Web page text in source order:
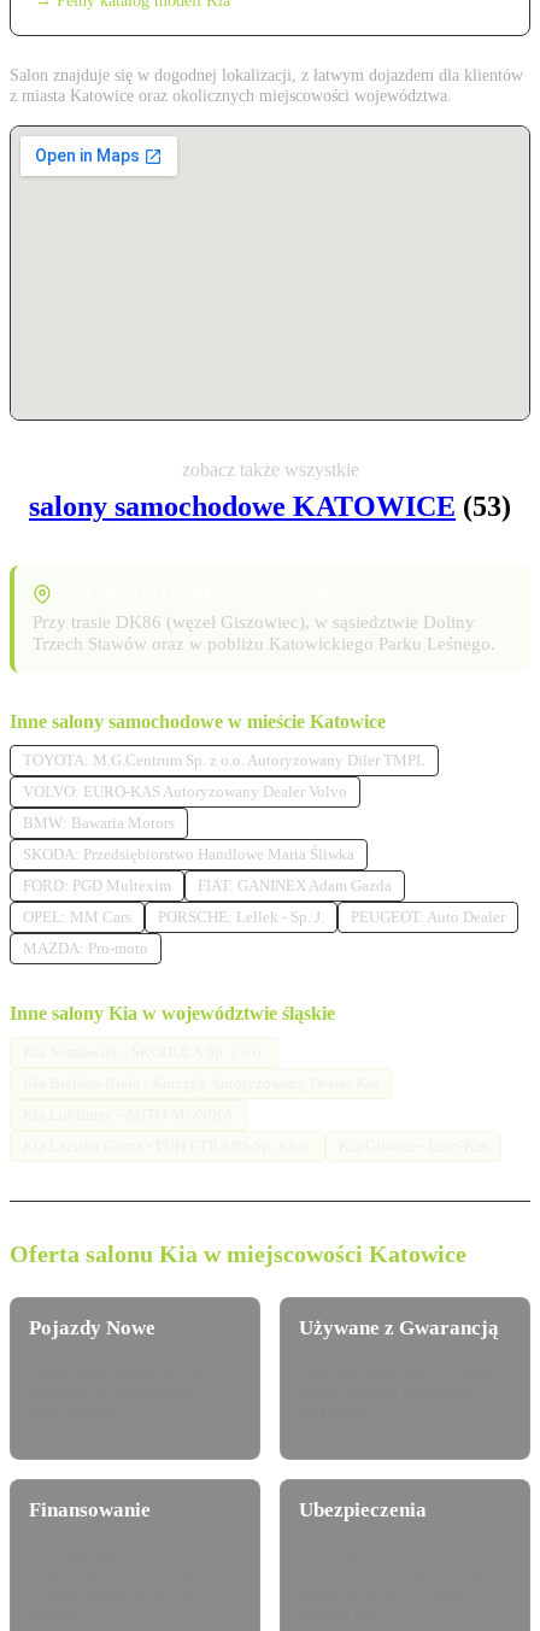
Salon znajduje się w dogodnej lokalizacji, z łatwym dojazdem dla klientów
z miasta Katowice oraz okolicznych miejscowości województwa.
zobacz także wszystkie
salony samochodowe KATOWICE (53)
Przy trasie DK86 (węzeł Giszowiec), w sąsiedztwie Doliny
Trzech Stawów oraz w pobliżu Katowickiego Parku Leśnego.
Inne salony samochodowe w mieście Katowice
TOYOTA: M.G.Centrum Sp. z o.o. Autoryzowany Diler TMPL
VOLVO: EURO-KAS Autoryzowany Dealer Volvo
BMW: Bawaria Motors
SKODA: Przedsiębiorstwo Handlowe Maria Śliwka
FORD: PGD Multexim
FIAT: GANINEX Adam Gazda
OPEL: MM Cars
PORSCHE: Lellek - Sp. J.
PEUGEOT: Auto Dealer
MAZDA: Pro-moto
Inne salony Kia w województwie śląskie
Oferta salonu Kia w miejscowości Katowice
Pojazdy Nowe Używane z Gwarancją
Finansowanie Ubezpieczenia